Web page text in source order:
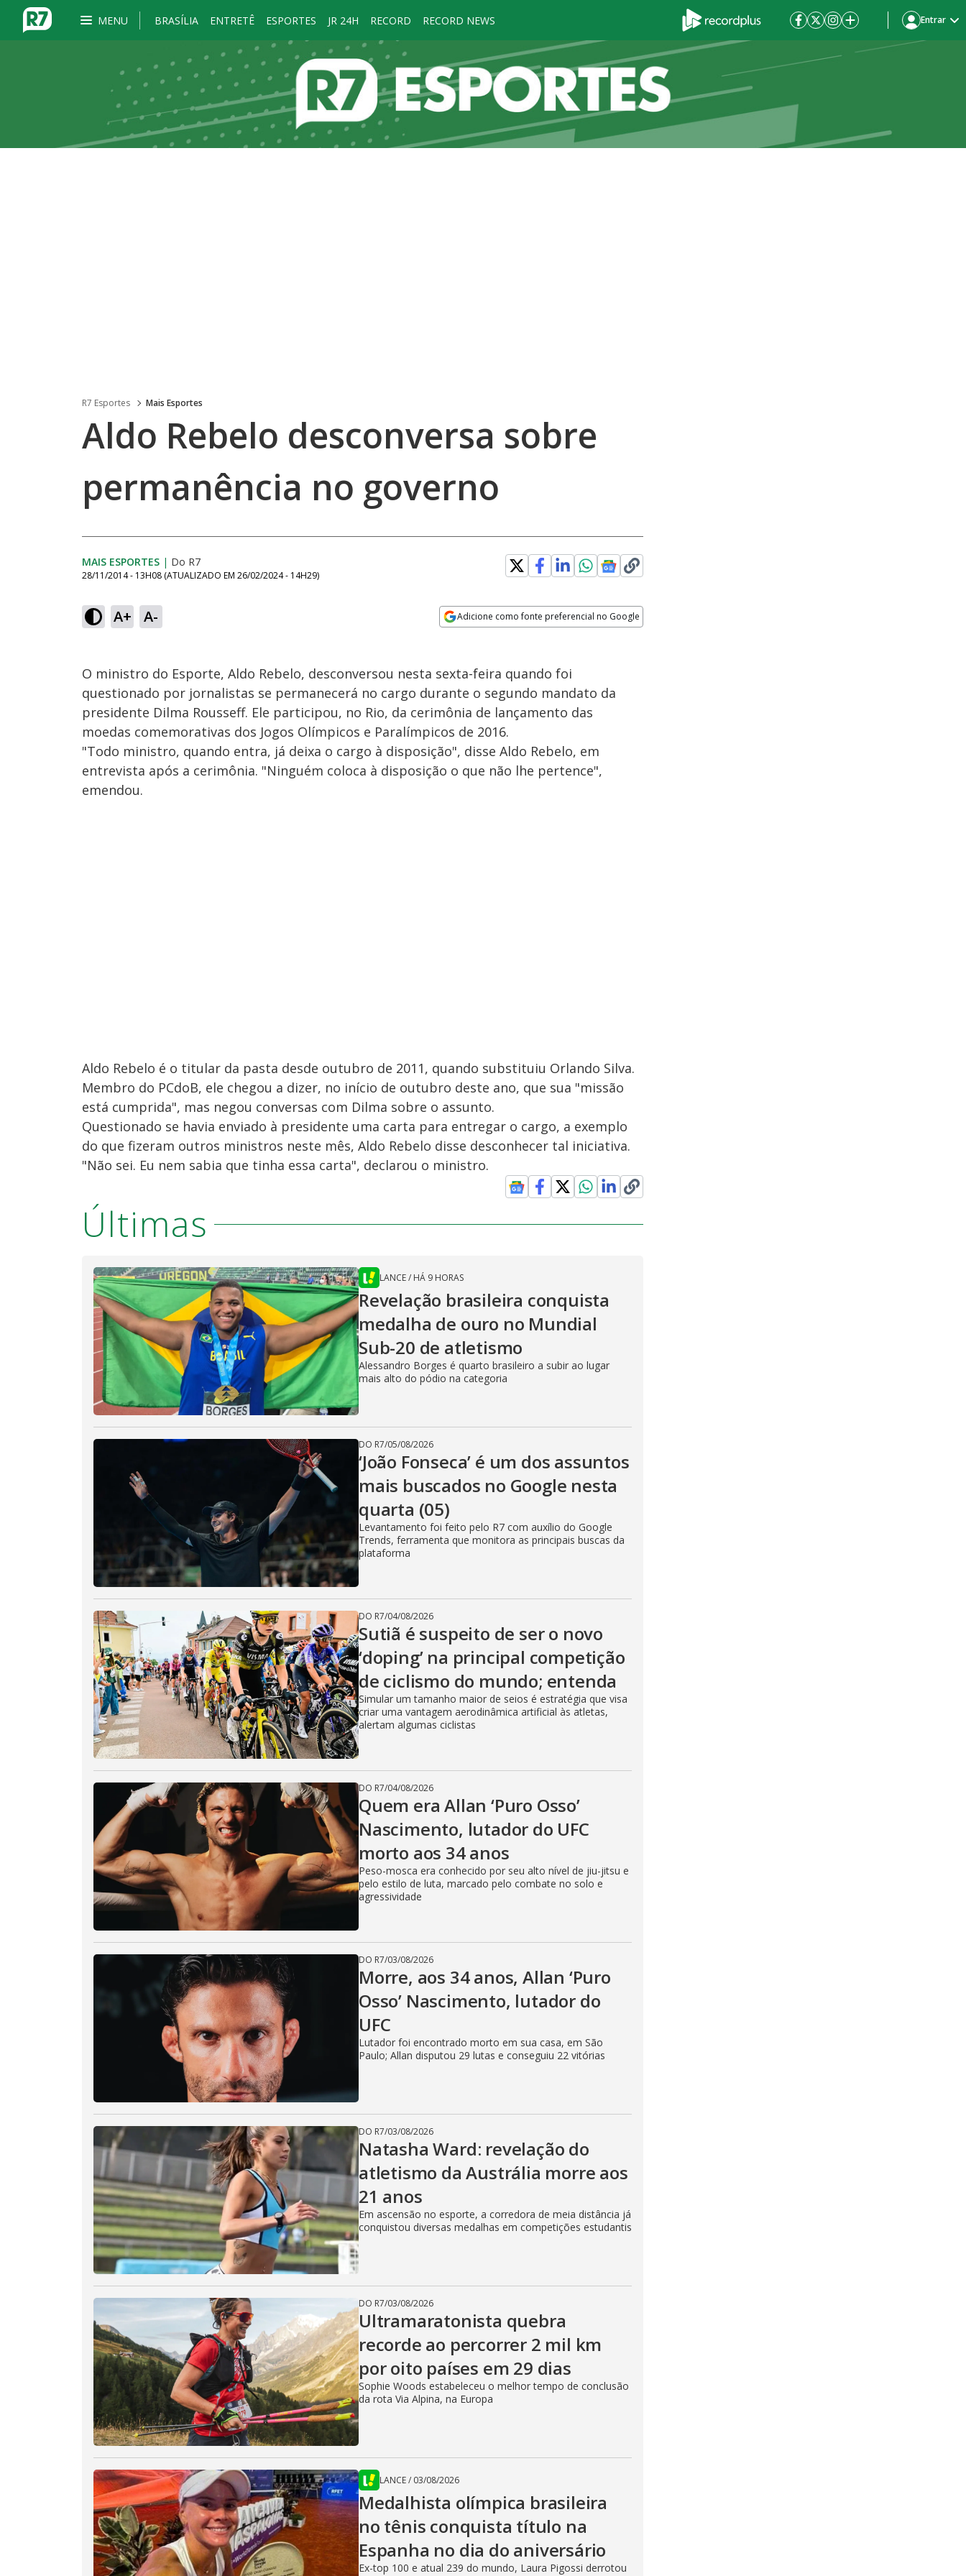
MENU BRASÍLIA ENTRETÊ ESPORTES JR 24H RECORD RECORD NEWS Entrar
R7 Esportes Mais Esportes
Aldo Rebelo desconversa sobre
permanência no governo
MAIS ESPORTES | Do R7
28/11/2014 - 13H08 (ATUALIZADO EM 26/02/2024 - 14H29)
A+ A- Adicione como fonte preferencial no Google
O ministro do Esporte, Aldo Rebelo, desconversou nesta sexta-feira quando foi
questionado por jornalistas se permanecerá no cargo durante o segundo mandato da
presidente Dilma Rousseff. Ele participou, no Rio, da cerimônia de lançamento das
moedas comemorativas dos Jogos Olímpicos e Paralímpicos de 2016.
"Todo ministro, quando entra, já deixa o cargo à disposição", disse Aldo Rebelo, em
entrevista após a cerimônia. "Ninguém coloca à disposição o que não lhe pertence",
emendou.
Aldo Rebelo é o titular da pasta desde outubro de 2011, quando substituiu Orlando Silva.
Membro do PCdoB, ele chegou a dizer, no início de outubro deste ano, que sua "missão
está cumprida", mas negou conversas com Dilma sobre o assunto.
Questionado se havia enviado à presidente uma carta para entregar o cargo, a exemplo
do que fizeram outros ministros neste mês, Aldo Rebelo disse desconhecer tal iniciativa.
"Não sei. Eu nem sabia que tinha essa carta", declarou o ministro.
Últimas
LANCE/ HÁ 9 HORAS
Revelação brasileira conquista
medalha de ouro no Mundial
Sub-20 de atletismo
Alessandro Borges é quarto brasileiro a subir ao lugar
mais alto do pódio na categoria
DO R7/05/08/2026
‘João Fonseca’ é um dos assuntos
mais buscados no Google nesta
quarta (05)
Levantamento foi feito pelo R7 com auxílio do Google
Trends, ferramenta que monitora as principais buscas da
plataforma
DO R7/04/08/2026
Sutiã é suspeito de ser o novo
‘doping’ na principal competição
de ciclismo do mundo; entenda
Simular um tamanho maior de seios é estratégia que visa
criar uma vantagem aerodinâmica artificial às atletas,
alertam algumas ciclistas
DO R7/04/08/2026
Quem era Allan ‘Puro Osso’
Nascimento, lutador do UFC
morto aos 34 anos
Peso-mosca era conhecido por seu alto nível de jiu-jitsu e
pelo estilo de luta, marcado pelo combate no solo e
agressividade
DO R7/03/08/2026
Morre, aos 34 anos, Allan ‘Puro
Osso’ Nascimento, lutador do
UFC
Lutador foi encontrado morto em sua casa, em São
Paulo; Allan disputou 29 lutas e conseguiu 22 vitórias
DO R7/03/08/2026
Natasha Ward: revelação do
atletismo da Austrália morre aos
21 anos
Em ascensão no esporte, a corredora de meia distância já
conquistou diversas medalhas em competições estudantis
DO R7/03/08/2026
Ultramaratonista quebra
recorde ao percorrer 2 mil km
por oito países em 29 dias
Sophie Woods estabeleceu o melhor tempo de conclusão
da rota Via Alpina, na Europa
LANCE/ 03/08/2026
Medalhista olímpica brasileira
no tênis conquista título na
Espanha no dia do aniversário
Ex-top 100 e atual 239 do mundo, Laura Pigossi derrotou